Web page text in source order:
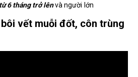
6 tháng trở lênvà người lớn
vết muỗi đốt, côn trùng